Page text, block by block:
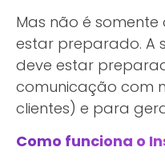
Mas não é
estar preparado. A
deve estar
comunicação com
clientes) e para
Como funciona o